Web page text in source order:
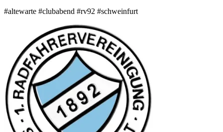
‪#‎altewarte #clubabend #rv92 #schweinfurt